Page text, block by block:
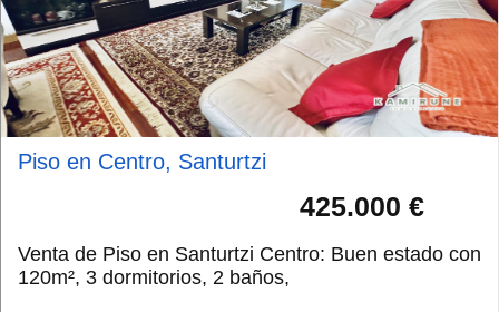
Piso en Centro, Santurtzi
425.000 €
Venta de Piso en Santurtzi Centro: Buen estado con
120m², 3 dormitorios, 2 baños,